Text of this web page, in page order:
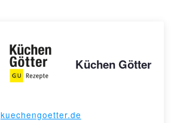
Küchen Götter
kuechengoetter.de